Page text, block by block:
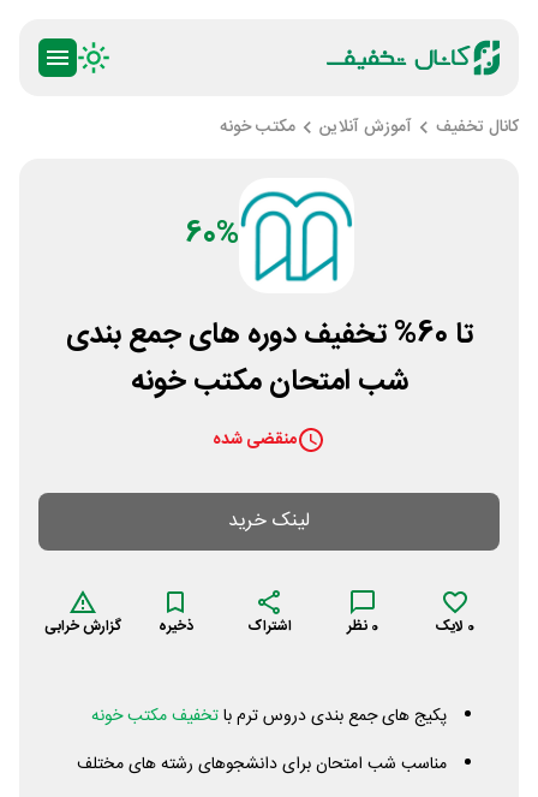
کانال تخفیف آموزش آنلاین مکتب خونه
60%
تا 60% تخفیف دوره های جمع بندی
شب امتحان مکتب خونه
منقضی شده
لینک خرید
0 لایک 0 نظر اشتراک ذخیره گزارش خرابی
پکیج های جمع بندی دروس ترم باتخفیف مکتب خونه
مناسب شب امتحان برای دانشجوهای رشته های مختلف